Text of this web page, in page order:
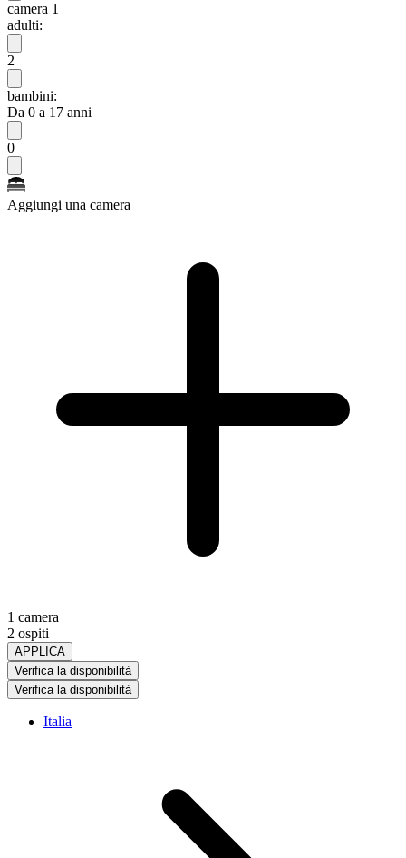
camera 1
adulti:
2
bambini:
Da 0 a 17 anni
0
Aggiungi una camera
1 camera
2 ospiti
APPLICA
Verifica la disponibilità
Verifica la disponibilità
Italia